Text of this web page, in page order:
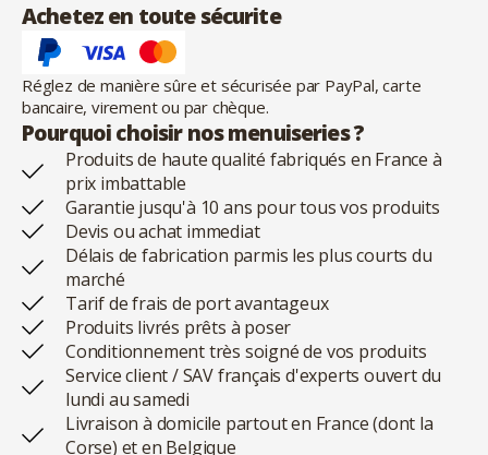
Achetez en toute sécurite
Réglez de manière sûre et sécurisée par PayPal, carte
bancaire, virement ou par chèque.
Pourquoi choisir nos menuiseries ?
Produits de haute qualité fabriqués en France à
prix imbattable
Garantie jusqu'à 10 ans pour tous vos produits
Devis ou achat immediat
Délais de fabrication parmis les plus courts du
marché
Tarif de frais de port avantageux
Produits livrés prêts à poser
Conditionnement très soigné de vos produits
Service client / SAV français d'experts ouvert du
lundi au samedi
Livraison à domicile partout en France (dont la
Corse) et en Belgique